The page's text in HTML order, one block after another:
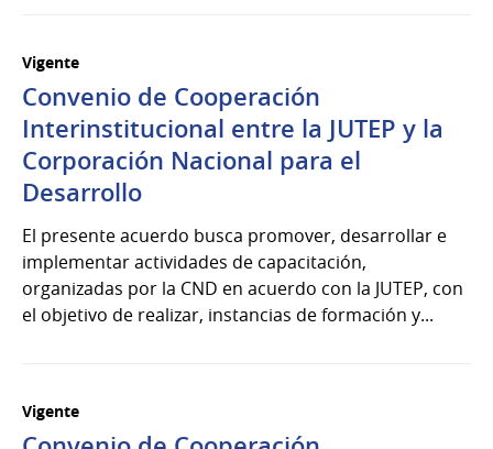
Vigente
Convenio de Cooperación
Interinstitucional entre la JUTEP y la
Corporación Nacional para el
Desarrollo
El presente acuerdo busca promover, desarrollar e
implementar actividades de capacitación,
organizadas por la CND en acuerdo con la JUTEP, con
el objetivo de realizar, instancias de formación y...
Vigente